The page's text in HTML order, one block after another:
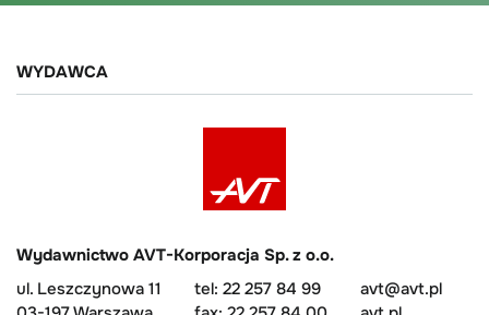
WYDAWCA
Wydawnictwo AVT-Korporacja Sp. z o.o.
ul. Leszczynowa 11
tel: 22 257 84 99
avt@avt.pl